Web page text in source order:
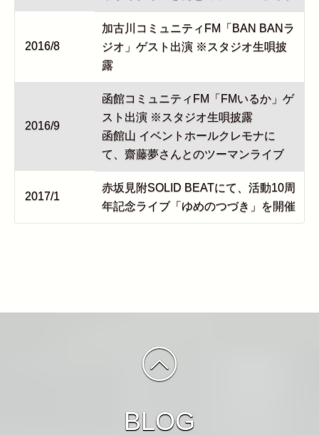
2016/8
加古川コミュニティFM「BAN BANラ
ジオ」ゲスト出演 ※スタジオ生唄披
露
2016/9
函館コミュニティFM「FMいるか」ゲ
スト出演 ※スタジオ生唄披露
函館山 イベントホールクレモナに
て、齋藤夢さんとのツーマンライブ
2017/1
赤坂見附SOLID BEATにて、活動10周
年記念ライブ「ゆめのつづき」を開催
BLOG